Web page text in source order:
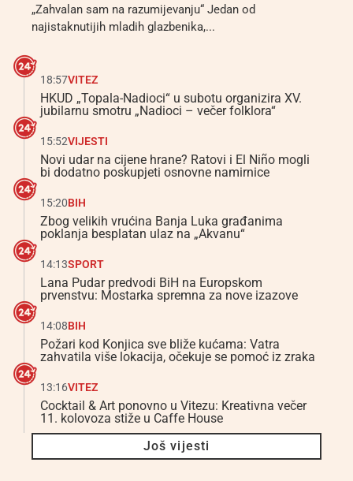
„Zahvalan sam na razumijevanju“ Jedan od
najistaknutijih mladih glazbenika,...
18:57VITEZ
HKUD „Topala-Nadioci“ u subotu organizira XV.
jubilarnu smotru „Nadioci – večer folklora“
15:52VIJESTI
Novi udar na cijene hrane? Ratovi i El Niño mogli
bi dodatno poskupjeti osnovne namirnice
15:20BIH
Zbog velikih vrućina Banja Luka građanima
poklanja besplatan ulaz na „Akvanu“
14:13SPORT
Lana Pudar predvodi BiH na Europskom
prvenstvu: Mostarka spremna za nove izazove
14:08BIH
Požari kod Konjica sve bliže kućama: Vatra
zahvatila više lokacija, očekuje se pomoć iz zraka
13:16VITEZ
Cocktail & Art ponovno u Vitezu: Kreativna večer
11. kolovoza stiže u Caffe House
Još vijesti